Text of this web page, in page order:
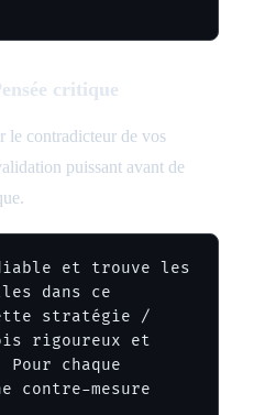
critique
le contradicteur de vos
puissant avant de
et trouve les
dans ce
stratégie /
rigoureux et
Pour chaque
contre-mesure